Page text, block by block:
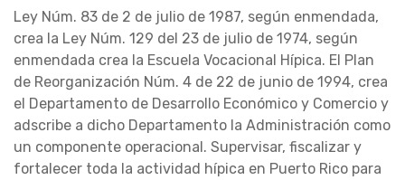
Ley Núm. 83 de 2 de julio de 1987, según enmendada,
crea la Ley Núm. 129 del 23 de julio de 1974, según
enmendada crea la Escuela Vocacional Hípica. El Plan
de Reorganización Núm. 4 de 22 de junio de 1994, crea
el Departamento de Desarrollo Económico y Comercio y
adscribe a dicho Departamento la Administración como
un componente operacional. Supervisar, fiscalizar y
fortalecer toda la actividad hípica en Puerto Rico para